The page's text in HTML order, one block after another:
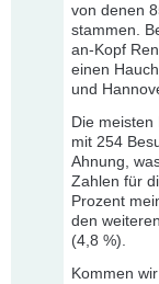
von denen
stammen.
an-Kopf
einen
und
Die
mit 254
Ahnung,
Zahlen für
Prozent
den
(4,8 %).
Kommen